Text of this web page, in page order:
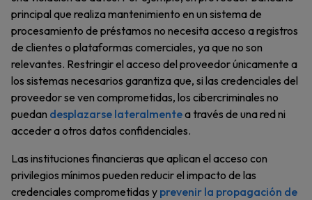
principal que realiza mantenimiento en un sistema de
procesamiento de préstamos no necesita acceso a registros
de clientes o plataformas comerciales, ya que no son
relevantes. Restringir el acceso del proveedor únicamente a
los sistemas necesarios garantiza que, si las credenciales del
proveedor se ven comprometidas, los cibercriminales no
puedan desplazarse lateralmentea través de una red ni
acceder a otros datos confidenciales.
Las instituciones financieras que aplican el acceso con
privilegios mínimos pueden reducir el impacto de las
credenciales comprometidas y prevenir la propagación de